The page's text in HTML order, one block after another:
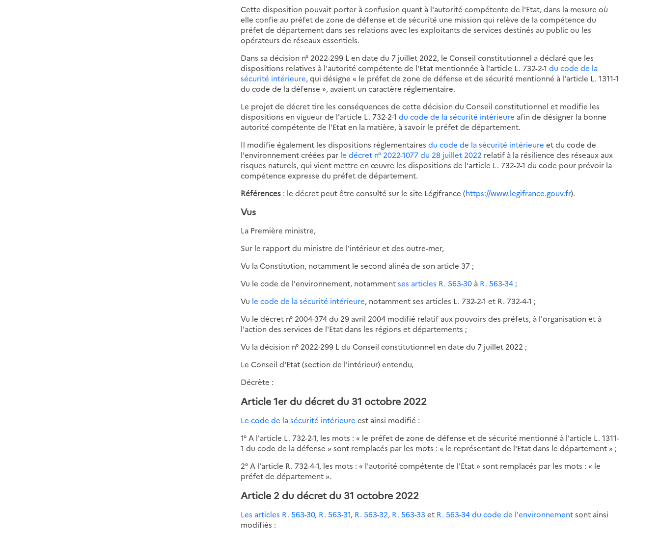
Cette disposition pouvait porter à confusion quant à l'autorité compétente de l'Etat, dans la mesure où
elle confie au préfet de zone de défense et de sécurité une mission qui relève de la compétence du
préfet de département dans ses relations avec les exploitants de services destinés au public ou les
opérateurs de réseaux essentiels.
Dans sa décision n° 2022-299 L en date du 7 juillet 2022, le Conseil constitutionnel a déclaré que les
dispositions relatives à l'autorité compétente de l'Etat mentionnée à l'article L. 732-2-1du code de la
sécurité intérieure, qui désigne « le préfet de zone de défense et de sécurité mentionné à l'article L. 1311-1
du code de la défense », avaient un caractère réglementaire.
Le projet de décret tire les conséquences de cette décision du Conseil constitutionnel et modifie les
dispositions en vigueur de l'article L. 732-2-1du code de la sécurité intérieure afin de désigner la bonne
autorité compétente de l'Etat en la matière, à savoir le préfet de département.
Il modifie également les dispositions réglementairesdu code de la sécurité intérieure et du code de
l'environnement créées par le décret n° 2022-1077 du 28 juillet 2022 relatif à la résilience des réseaux aux
risques naturels, qui vient mettre en œuvre les dispositions de l'article L. 732-2-1 du code pour prévoir la
compétence expresse du préfet de département.
Références : le décret peut être consulté sur le site Légifrance (https://www.legifrance.gouv.fr).
Vus
La Première ministre,
Sur le rapport du ministre de l'intérieur et des outre-mer,
Vu la Constitution, notamment le second alinéa de son article 37 ;
Vu le code de l'environnement, notammentses articles R. 563-30 à R. 563-34 ;
Vu le code de la sécurité intérieure, notamment ses articles L. 732-2-1 et R. 732-4-1 ;
Vu le décret n° 2004-374 du 29 avril 2004 modifié relatif aux pouvoirs des préfets, à l'organisation et à
l'action des services de l'Etat dans les régions et départements ;
Vu la décision n° 2022-299 L du Conseil constitutionnel en date du 7 juillet 2022 ;
Le Conseil d'Etat (section de l'intérieur) entendu,
Décrète :
Article 1er du décret du 31 octobre 2022
Le code de la sécurité intérieure est ainsi modifié :
1° A l'article L. 732-2-1, les mots : « le préfet de zone de défense et de sécurité mentionné à l'article L. 1311-
1 du code de la défense » sont remplacés par les mots : « le représentant de l'Etat dans le département » ;
2° A l'article R. 732-4-1, les mots : « l'autorité compétente de l'Etat » sont remplacés par les mots : « le
préfet de département ».
Article 2 du décret du 31 octobre 2022
Les articles R. 563-30, R. 563-31, R. 563-32, R. 563-33 et R. 563-34 du code de l'environnementsont ainsi
modifiés :